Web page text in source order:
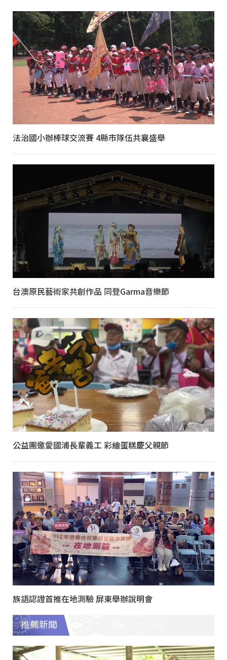
法治國小辦棒球交流賽 4縣市隊伍共襄盛舉
台澳原民藝術家共創作品 同登Garma音樂節
公益團邀愛國浦長輩義工 彩繪蛋糕慶父親節
族語認證首推在地測驗 屏東舉辦說明會
推薦新聞